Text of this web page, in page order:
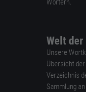
Wörtern.
Welt
Unsere
Übersicht
Verzeichnis
Sammlung